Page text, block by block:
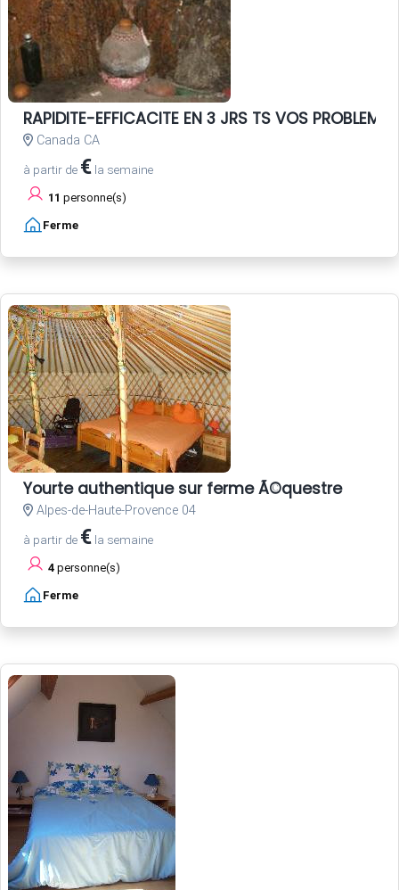
RAPIDITE-EFFICACITE EN 3 JRS TS VOS
Canada CA
à partir de € la semaine
11 personne(s)
Ferme
Yourte authentique sur ferme Ã©questre
Alpes-de-Haute-Provence 04
à partir de € la semaine
4 personne(s)
Ferme